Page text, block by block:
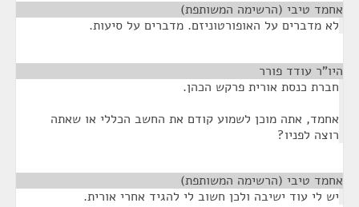
אחמד טיבי (הרשימה המשותפת)
לא מדברים על האופורטוניזם. מדברים על סיעות.
היו"ר עודד פורר
חברת כנסת אורית פרקש הכהן.
אחמד, אתה מוכן לשמוע קודם את החשב הכללי או שאתה
רוצה לפניו?
אחמד טיבי (הרשימה המשותפת)
יש לי עוד ישיבה ולכן חשוב לי להגיד אחרי אורית.